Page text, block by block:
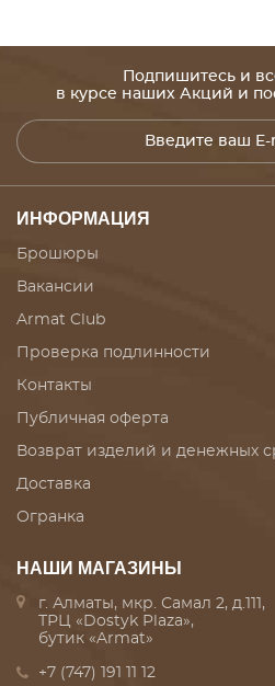
Подпишитесь и
в курсе наших Акций и
ИНФОРМАЦИЯ
Брошюры
Вакансии
Armat Club
Проверка подлинности
Контакты
Публичная оферта
Возврат изделий и денежных
Доставка
Огранка
НАШИ МАГАЗИНЫ
г. Алматы, мкр. Самал 2, д.111,
ТРЦ «Dostyk Plaza»,
бутик «Armat»
+7 (747) 191 11 12